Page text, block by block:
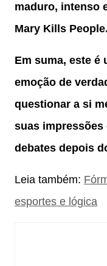
maduro, intenso
Mary Kills People.
Em suma, este é
emoção de
questionar a si
suas impressões
debates depois
Leia também:
esportes e lógica